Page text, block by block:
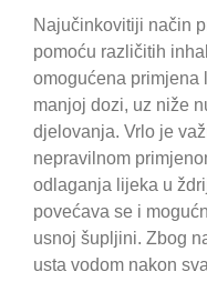
Najučinkovitiji način
pomoću različitih
omogućena primjena
manjoj dozi, uz niže
djelovanja. Vrlo je
nepravilnom
odlaganja lijeka u
povećava se i
usnoj šupljini. Zbog
usta vodom nakon